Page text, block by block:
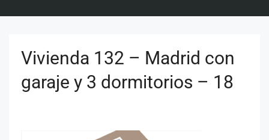
Vivienda 132 – Madrid con
garaje y 3 dormitorios – 18